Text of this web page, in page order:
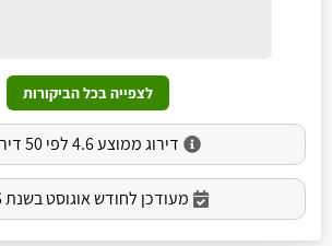
לצפייה בכל הביקורות
דירוג ממוצע 4.6 לפי 50 דירוגים
מעודכן לחודש אוגוסט בשנת 2026